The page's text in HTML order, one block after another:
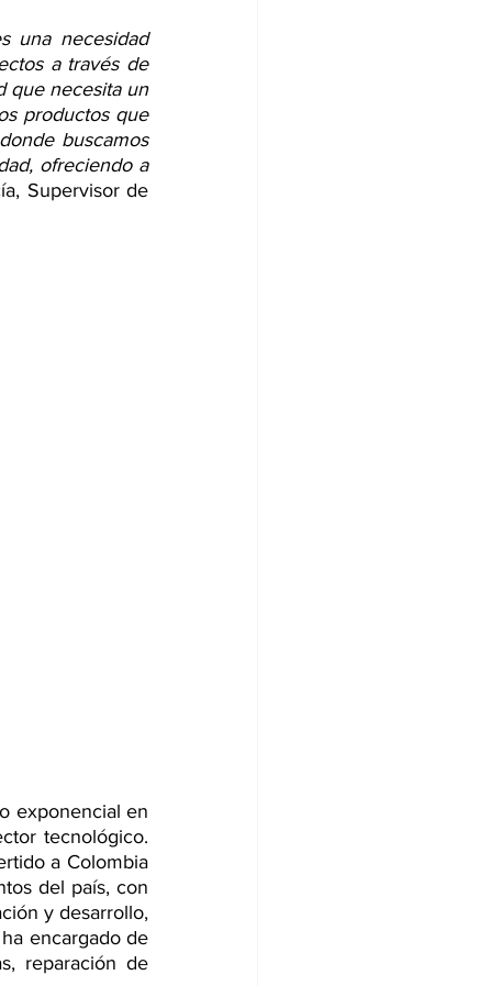
una necesidad
a través de
que necesita un
productos que
buscamos
ofreciendo a
Supervisor de
exponencial en
tecnológico.
a Colombia
del país, con
y desarrollo,
encargado de
reparación de